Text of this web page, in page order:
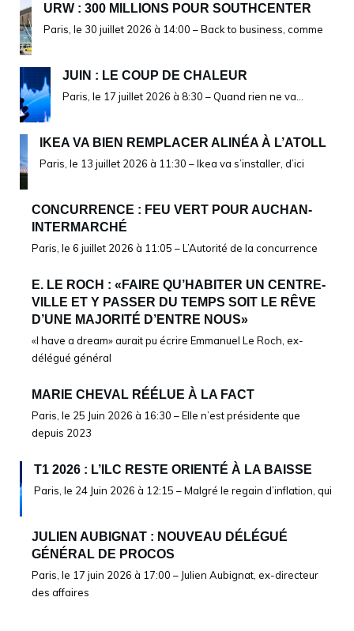
URW : 300 MILLIONS POUR SOUTHCENTER
Paris, le 30 juillet 2026 à 14:00 – Back to business, comme
JUIN : LE COUP DE CHALEUR
Paris, le 17 juillet 2026 à 8:30 – Quand rien ne va…
IKEA VA BIEN REMPLACER ALINÉA À L’ATOLL
Paris, le 13 juillet 2026 à 11:30 – Ikea va s’installer, d’ici
CONCURRENCE : FEU VERT POUR AUCHAN-
INTERMARCHÉ
Paris, le 6 juillet 2026 à 11:05 – L’Autorité de la concurrence
E. LE ROCH : «FAIRE QU’HABITER UN CENTRE-
VILLE ET Y PASSER DU TEMPS SOIT LE RÊVE
D’UNE MAJORITÉ D’ENTRE NOUS»
«I have a dream» aurait pu écrire Emmanuel Le Roch, ex-
délégué général
MARIE CHEVAL RÉÉLUE À LA FACT
Paris, le 25 Juin 2026 à 16:30 – Elle n’est présidente que
depuis 2023
T1 2026 : L’ILC RESTE ORIENTÉ À LA BAISSE
Paris, le 24 Juin 2026 à 12:15 – Malgré le regain d’inflation, qui
JULIEN AUBIGNAT : NOUVEAU DÉLÉGUÉ
GÉNÉRAL DE PROCOS
Paris, le 17 juin 2026 à 17:00 – Julien Aubignat, ex-directeur
des affaires